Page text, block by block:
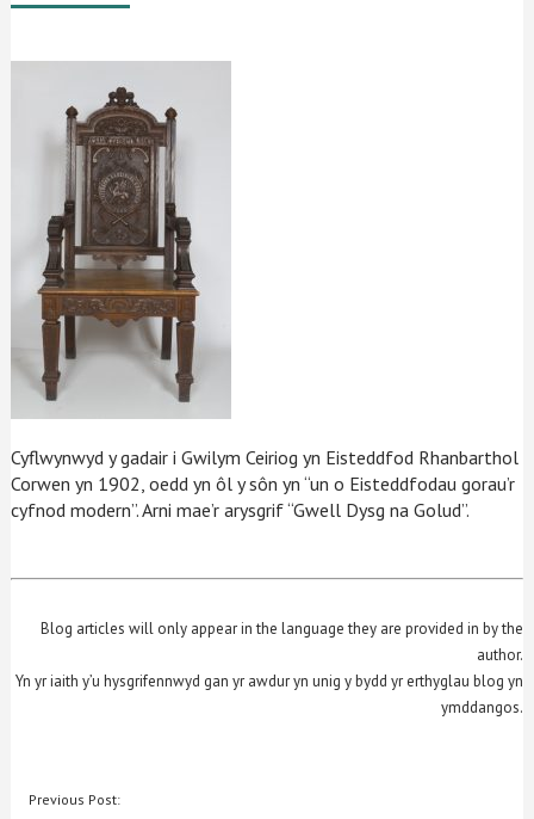
Cyflwynwyd y gadair i Gwilym Ceiriog yn Eisteddfod Rhanbarthol
Corwen yn 1902, oedd yn ôl y sôn yn “un o Eisteddfodau gorau’r
cyfnod modern”. Arni mae’r arysgrif “Gwell Dysg na Golud”.
Blog articles will only appear in the language they are provided in by the
author.
Yn yr iaith y’u hysgrifennwyd gan yr awdur yn unig y bydd yr erthyglau blog yn
ymddangos.
LLYWIO
Previous Post: